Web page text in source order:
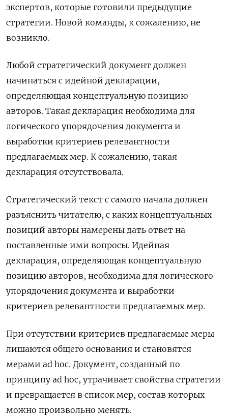
экспертов, которые готовили предыдущие
стратегии. Новой команды, к сожалению, не
возникло.
Любой стратегический документ должен
начинаться с идейной декларации,
определяющая концептуальную позицию
авторов. Такая декларация необходима для
логического упорядочения документа и
выработки критериев релевантности
предлагаемых мер. К сожалению, такая
декларация отсутствовала.
Стратегический текст с самого начала должен
разъяснить читателю, с каких концептуальных
позиций авторы намерены дать ответ на
поставленные ими вопросы. Идейная
декларация, определяющая концептуальную
позицию авторов, необходима для логического
упорядочения документа и выработки
критериев релевантности предлагаемых мер.
При отсутствии критериев предлагаемые меры
лишаются общего основания и становятся
мерами ad hoc. Документ, созданный по
принципу ad hoc, утрачивает свойства стратегии
и превращается в список мер, состав которых
можно произвольно менять.